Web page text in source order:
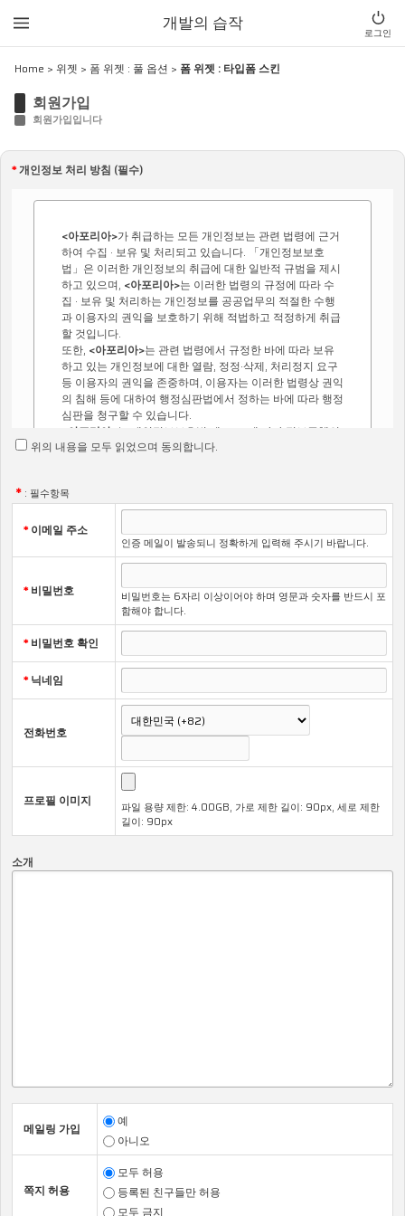
개발의 습작 로그인
Home > 위젯 > 폼 위젯 : 풀 옵션 > 폼 위젯 : 타입폼 스킨
회원가입
회원가입입니다
*개인정보 처리 방침 (필수)
<아포리아>가 취급하는 모든 개인정보는 관련 법령에 근거
하여 수집 · 보유 및 처리되고 있습니다. 「개인정보보호
법」은 이러한 개인정보의 취급에 대한 일반적 규범을 제시
하고 있으며, <아포리아>는 이러한 법령의 규정에 따라 수
집 · 보유 및 처리하는 개인정보를 공공업무의 적절한 수행
과 이용자의 권익을 보호하기 위해 적법하고 적정하게 취급
할 것입니다.
또한, <아포리아>는 관련 법령에서 규정한 바에 따라 보유
하고 있는 개인정보에 대한 열람, 정정·삭제, 처리정지 요구
등 이용자의 권익을 존중하며, 이용자는 이러한 법령상 권익
의 침해 등에 대하여 행정심판법에서 정하는 바에 따라 행정
심판을 청구할 수 있습니다.
<아포리아> 는 개인정보보호법 제 30조에 따라 정보주체의
개인정보 보호 및 권익을 보호하고 개인정보와 관련한 이용
제1조 (개인정보의 처리 목적)
1항. <아포리아>
처리한 개인정보는 다음의 목적이외의 용도로는 사용되지 않으
며 이용 목적이 변경되는 경우에는 개인정보 보호법 제18조에
따라 별도의 동의를 받는 등 필요한 조치를 이행할 예정입니다.
가. 서비스 제공
교육 콘텐츠 제공, 본인인증 등 서비스 제공에 관련한 목
적으로 개인정보를 처리합니다.
나. 민원처리
개인정보 열람, 개인정보 정정·삭제, 개인정보 처리정지
요구, 개인정보 유출사고 신고 등 개인정보와 관련된 민
2항. <아포리아>가 개인정보 보호법 제32조에 따라 등록·공개
개인정보파일 처리목적을 위해 순번, 개인정보파일의 명칭,
운영근거, 처리목적을 확인할 수 있는 표입니다.
증명
제2조 (개인정보의 처리 및 보유 기간)
1항. <아포리아>는 법령에 따른 개인정보 보유·이용기간 또는 정
보주체로부터 개인정보를 수집시에 동의받은 개인정보 보유·이
용기간 내에서 개인정보를 처리·보유합니다.
각각의 개인정보 처리 및 보유 기간은 다음과 같습니다.
위의 내용을 모두 읽었으며 동의합니다.
* : 필수항목
*이메일 주소
인증 메일이 발송되니 정확하게 입력해 주시기 바랍니다.
*비밀번호
비밀번호는 6자리 이상이어야 하며 영문과 숫자를 반드시 포
함해야 합니다.
*비밀번호 확인
*닉네임
전화번호
프로필 이미지
파일 용량 제한: 4.00GB, 가로 제한 길이: 90px, 세로 제한
길이: 90px
소개
메일링 가입
예
아니오
쪽지 허용
모두 허용
등록된 친구들만 허용
모두 금지